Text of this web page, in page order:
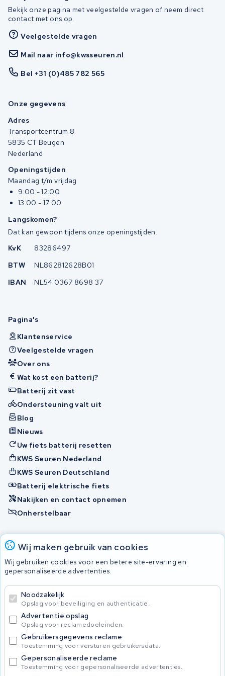
Wij maken gebruik van cookies
Wij gebruiken cookies voor een betere site-ervaring en
gepersonaliseerde advertenties.
Noodzakelijk
Opslag voor beveiliging en authenticatie.
Advertentie opslag
Opslag voor reclamedoeleinden.
Gebruikersgegevens reclame
Toestemming voor versturen gebruikersdata.
Gepersonaliseerde reclame
Toestemming voor gepersonaliseerde advertenties.
Bekijk onze pagina met veelgestelde vragen of neem direct
contact met ons op.
Veelgestelde vragen
Mail naar info@kwsseuren.nl
Bel +31 (0)485 782 565
Onze gegevens
Adres
Transportcentrum 8
5835 CT Beugen
Nederland
Openingstijden
Maandag t/m vrijdag
9:00 - 12:00
13:00 - 17:00
Langskomen?
Dat kan gewoon tijdens onze openingstijden.
KvK
83286497
BTW
NL862812628B01
IBAN
NL54 0367 8698 37
Pagina's
Klantenservice
Veelgestelde vragen
Over ons
Wat kost een batterij?
Batterij zit vast
Ondersteuning valt uit
Blog
Nieuws
Uw fiets batterij resetten
KWS Seuren Nederland
KWS Seuren Deutschland
Batterij elektrische fiets
Nakijken en contact opnemen
Onherstelbaar
Accu's
Privacy Policy